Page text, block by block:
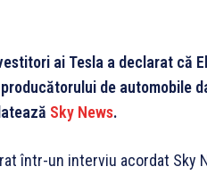
ai Tesla a declarat că
de automobile
Sky News.
într-un interviu acordat Sky